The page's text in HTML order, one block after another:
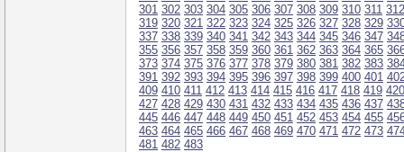
301 302 303 304 305 306 307 308 309 310 311 312
319 320 321 322 323 324 325 326 327 328 329
337 338 339 340 341 342 343 344 345 346 347
355 356 357 358 359 360 361 362 363 364 365
373 374 375 376 377 378 379 380 381 382 383
391 392 393 394 395 396 397 398 399 400 401
409 410 411 412 413 414 415 416 417 418 419 420
427 428 429 430 431 432 433 434 435 436 437
445 446 447 448 449 450 451 452 453 454 455
463 464 465 466 467 468 469 470 471 472 473
481 482 483